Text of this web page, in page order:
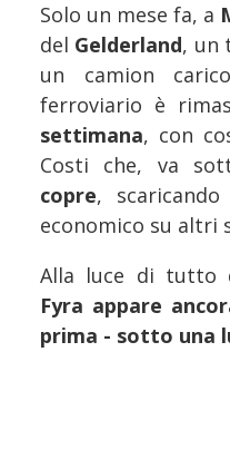
Solo un mese fa, a
del Gelderland, un
un camion
ferroviario è
settimana, con
Costi che, va
copre,
economico su altri
Alla luce di tutto
Fyra appare
prima - sotto una